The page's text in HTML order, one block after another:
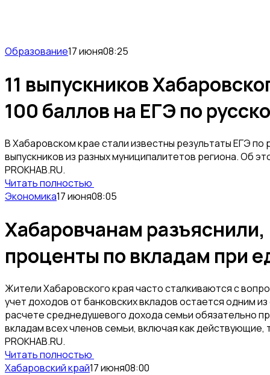
Образование17 июня08:25
11 выпускников
100 баллов на ЕГЭ по
В Хабаровском крае стали известны результаты ЕГЭ по
выпускников из разных муниципалитетов региона. Об
PROKHAB.RU.
Читать полностью
Экономика17 июня08:05
Хабаровчанам
проценты по вкладам при
Жители Хабаровского края часто сталкиваются с
учет доходов от банковских вкладов остается одним
расчете среднедушевого дохода семьи обязательно
вкладам всех членов семьи, включая как
PROKHAB.RU.
Читать полностью
Хабаровский край17 июня08:00